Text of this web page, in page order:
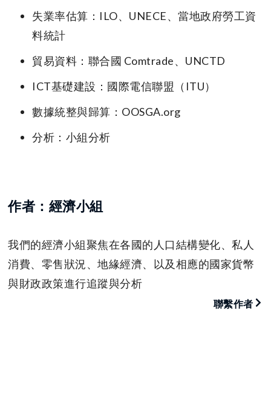
失業率估算：ILO、UNECE、當地政府勞工資
料統計
貿易資料：聯合國 Comtrade、UNCTD
ICT基礎建設：國際電信聯盟（ITU）
數據統整與歸算：OOSGA.org
分析：小組分析
作者：經濟小組
我們的經濟小組聚焦在各國的人口結構變化、私人
消費、零售狀況、地緣經濟、以及相應的國家貨幣
與財政政策進行追蹤與分析
聯繫作者